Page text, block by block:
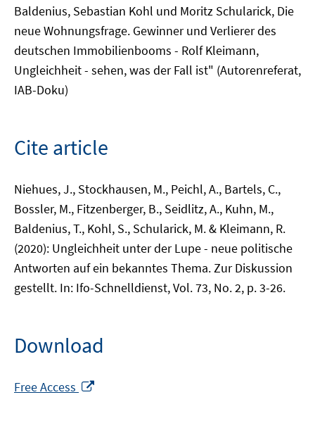
Baldenius, Sebastian Kohl und Moritz Schularick, Die
neue Wohnungsfrage. Gewinner und Verlierer des
deutschen Immobilienbooms - Rolf Kleimann,
Ungleichheit - sehen, was der Fall ist" (Autorenreferat,
IAB-Doku)
Cite article
Niehues, J., Stockhausen, M., Peichl, A., Bartels, C.,
Bossler, M., Fitzenberger, B., Seidlitz, A., Kuhn, M.,
Baldenius, T., Kohl, S., Schularick, M. & Kleimann, R.
(2020): Ungleichheit unter der Lupe - neue politische
Antworten auf ein bekanntes Thema. Zur Diskussion
gestellt. In: Ifo-Schnelldienst, Vol. 73, No. 2, p. 3-26.
Download
Free Access